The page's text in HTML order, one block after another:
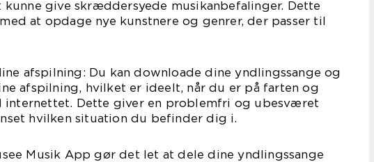
give skræddersyede musikanbefalinger. Dette
at opdage nye kunstnere og genrer, der passer til
afspilning: Du kan downloade dine yndlingssange og
afspilning, hvilket er ideelt, når du er på farten og
internettet. Dette giver en problemfri og ubesværet
hvilken situation du befinder dig i.
Musik App gør det let at dele dine yndlingssange